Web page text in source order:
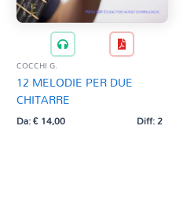
COCCHI G.
12 MELODIE PER DUE
CHITARRE
Da:€14,00 Diff: 2